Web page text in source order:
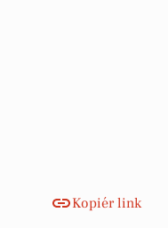
Kopiér link